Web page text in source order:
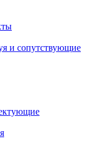
и сопутствующие